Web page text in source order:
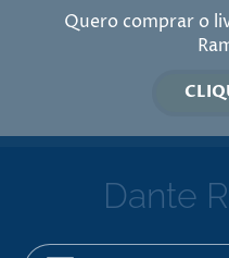
Quero comprar o
Dante